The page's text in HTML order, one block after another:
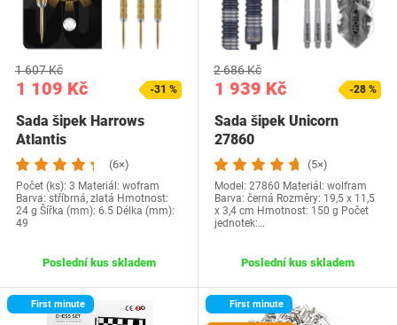
1 109 Kč
1 607 Kč
-31 %
Sada šipek Harrows
Atlantis
(6×)
Počet (ks): 3 Materiál: wofram
Barva: stříbrná, zlatá Hmotnost:
24 g Šířka (mm): 6.5 Délka (mm):
49
Poslední kus skladem
1 939 Kč
2 686 Kč
-28 %
Sada šipek Unicorn
27860
(5×)
Model: ‎27860 Materiál: ‎wolfram
Barva: ‎černá Rozměry: ‎19,5 x 11,5
x 3,4 cm Hmotnost: 150 g Počet
jednotek:…
Poslední kus skladem
First minute First minute